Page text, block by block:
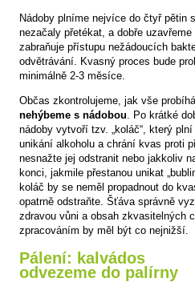
Nádoby plníme nejvíce do čtyř pětin
nezačaly přetékat, a dobře
zabraňuje přístupu nežádoucích
odvětrávání. Kvasný proces bude
minimálně 2-3 měsíce.
Občas zkontrolujeme, jak vše
nehýbeme s nádobou . Po krátké
nádoby vytvoří tzv. „koláč“, který
unikání alkoholu a chrání kvas proti
nesnažte jej odstranit nebo jakkoliv
konci, jakmile přestanou unikat
koláč by se neměl propadnout do
opatrně odstraňte. Šťáva správně
zdravou vůni a obsah zkvasitelných
zpracováním by měl být co nejnižší.
Pálení: kalvádos
odvezeme do palírny